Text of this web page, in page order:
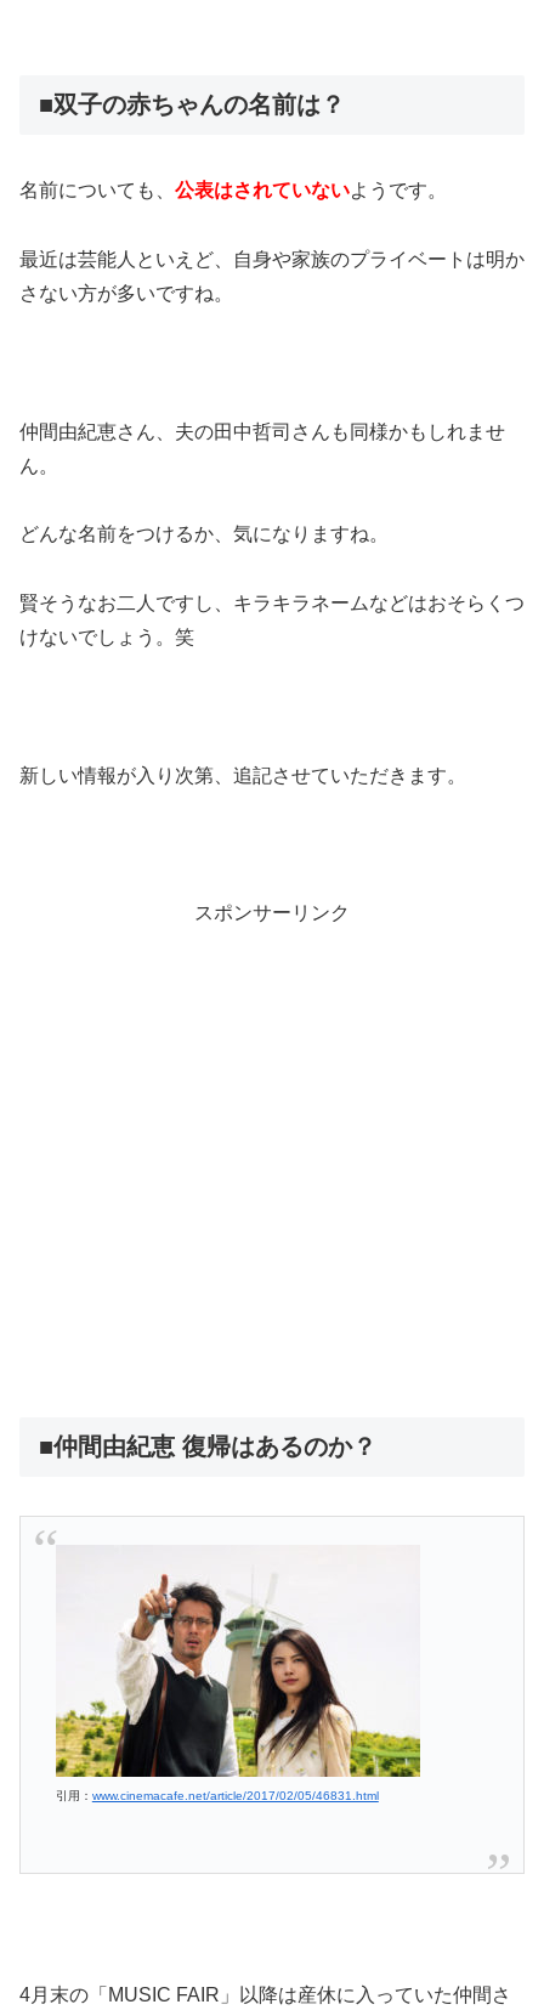
■双子の赤ちゃんの名前は？
名前についても、 公表はされていないようです。
最近は芸能人といえど、自身や家族のプライベートは明か
さない方が多いですね。
仲間由紀恵さん、夫の田中哲司さんも同様かもしれませ
ん。
どんな名前をつけるか、気になりますね。
賢そうなお二人ですし、キラキラネームなどはおそらくつ
けないでしょう。笑
新しい情報が入り次第、追記させていただきます。
スポンサーリンク
■仲間由紀恵 復帰はあるのか？
引用： www.cinemacafe.net/article/2017/02/05/46831.html
4月末の「MUSIC FAIR」以降は産休に入っていた仲間さ